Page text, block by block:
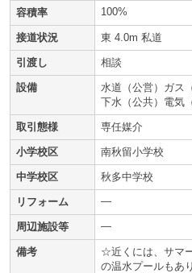
容積率 100%
接道状況 東 4.0m 私道
引渡し 相談
設備
水道（公営）ガス
下水（公共）電気
取引態様 専任媒介
小学校区 南秋留小学校
中学校区 秋多中学校
リフォーム —
周辺施設等 —
備考
☆近くには、サマ
の温水プールもあ